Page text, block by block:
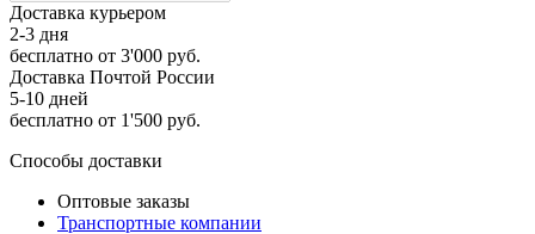
Доставка курьером
2-3 дня
бесплатно от 3'000 руб.
Доставка Почтой России
5-10 дней
бесплатно от 1'500 руб.
Способы доставки
Оптовые заказы
Транспортные компании